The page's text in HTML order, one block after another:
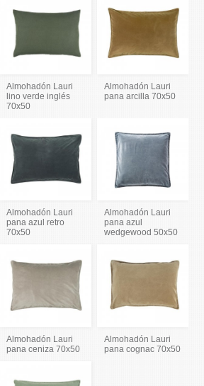
Almohadón Lauri
lino verde inglés
70x50
Almohadón Lauri
pana arcilla 70x50
Almohadón Lauri
pana azul retro
70x50
Almohadón Lauri
pana azul
wedgewood 50x50
Almohadón Lauri
pana ceniza 70x50
Almohadón Lauri
pana cognac 70x50